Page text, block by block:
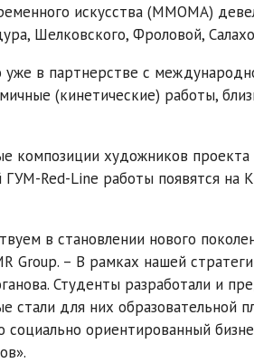
искусства (ММОМА)
Шелковского, Фроловой,
уже в партнерстве с
(кинетические) работы,
композиции художников
Red-Line работы появятся на
в становлении нового
Group. – В рамках нашей
Студенты разработали и
стали для них образовательной
ориентированный